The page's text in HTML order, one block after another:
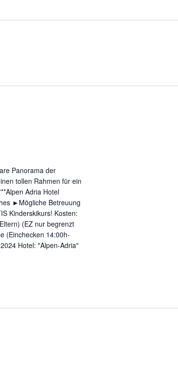
Panorama der
tollen Rahmen für ein
Adria Hotel
►Mögliche Betreuung
Kinderskikurs! Kosten:
(EZ nur begrenzt
(Einchecken 14:00h-
Hotel: "Alpen-Adria"